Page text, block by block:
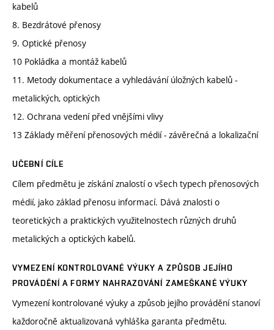
kabelů
8. Bezdrátové přenosy
9. Optické přenosy
10 Pokládka a montáž kabelů
11. Metody dokumentace a vyhledávání úložných kabelů -
metalických, optických
12. Ochrana vedení před vnějšími vlivy
13 Základy měření přenosových médií - závěrečná a lokalizační
UČEBNÍ CÍLE
Cílem předmětu je získání znalostí o všech typech přenosových
médií, jako základ přenosu informací. Dává znalosti o
teoretických a praktických využitelnostech různých druhů
metalických a optických kabelů.
VYMEZENÍ KONTROLOVANÉ VÝUKY A ZPŮSOB JEJÍHO
PROVÁDĚNÍ A FORMY NAHRAZOVÁNÍ ZAMEŠKANÉ VÝUKY
Vymezení kontrolované výuky a způsob jejího provádění stanoví
každoročně aktualizovaná vyhláška garanta předmětu.